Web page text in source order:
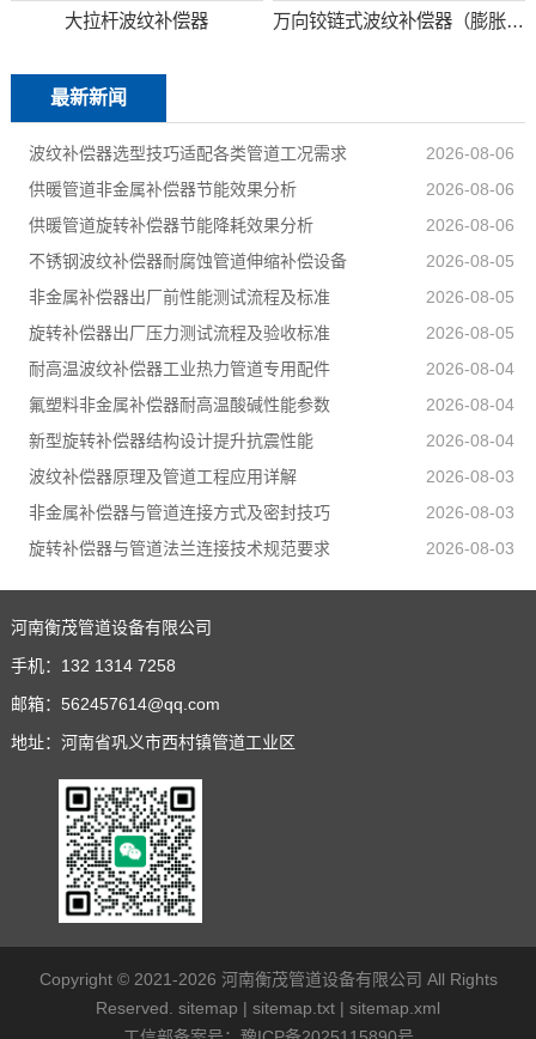
大拉杆波纹补偿器 万向铰链式波纹补偿器（膨胀节）
最新新闻
波纹补偿器选型技巧适配各类管道工况需求
2026-08-06
供暖管道非金属补偿器节能效果分析
2026-08-06
供暖管道旋转补偿器节能降耗效果分析
2026-08-06
不锈钢波纹补偿器耐腐蚀管道伸缩补偿设备
2026-08-05
非金属补偿器出厂前性能测试流程及标准
2026-08-05
旋转补偿器出厂压力测试流程及验收标准
2026-08-05
耐高温波纹补偿器工业热力管道专用配件
2026-08-04
氟塑料非金属补偿器耐高温酸碱性能参数
2026-08-04
新型旋转补偿器结构设计提升抗震性能
2026-08-04
波纹补偿器原理及管道工程应用详解
2026-08-03
非金属补偿器与管道连接方式及密封技巧
2026-08-03
旋转补偿器与管道法兰连接技术规范要求
2026-08-03
河南衡茂管道设备有限公司
手机： 132 1314 7258
邮箱： 562457614@qq.com
地址：河南省巩义市西村镇管道工业区
Copyright © 2021-2026 河南衡茂管道设备有限公司 All Rights
Reserved. sitemap | sitemap.txt | sitemap.xml